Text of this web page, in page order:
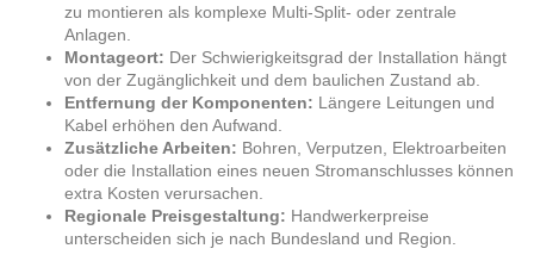
zu montieren als komplexe Multi-Split- oder zentrale
Anlagen.
Montageort: Der Schwierigkeitsgrad der Installation hängt
von der Zugänglichkeit und dem baulichen Zustand ab.
Entfernung der Komponenten: Längere Leitungen und
Kabel erhöhen den Aufwand.
Zusätzliche Arbeiten: Bohren, Verputzen, Elektroarbeiten
oder die Installation eines neuen Stromanschlusses können
extra Kosten verursachen.
Regionale Preisgestaltung: Handwerkerpreise
unterscheiden sich je nach Bundesland und Region.